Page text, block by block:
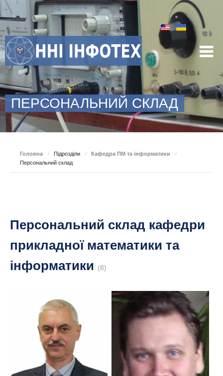
ПЕРСОНАЛЬНИЙ СКЛАД
Головна / Підрозділи / Кафедра ПМ та інформатики
/
Персональний склад
Персональний склад кафедри
прикладної математики та
інформатики (8)